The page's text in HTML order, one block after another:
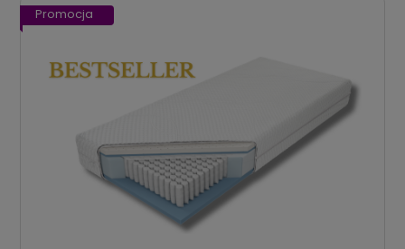
Promocja